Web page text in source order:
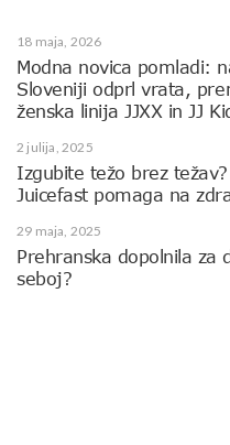
18 maja, 2026
Modna novica pomladi:
Sloveniji odprl vrata,
ženska linija JJXX in JJ
2 julija, 2025
Izgubite težo brez
Juicefast pomaga na
29 maja, 2025
Prehranska dopolnila za
seboj?